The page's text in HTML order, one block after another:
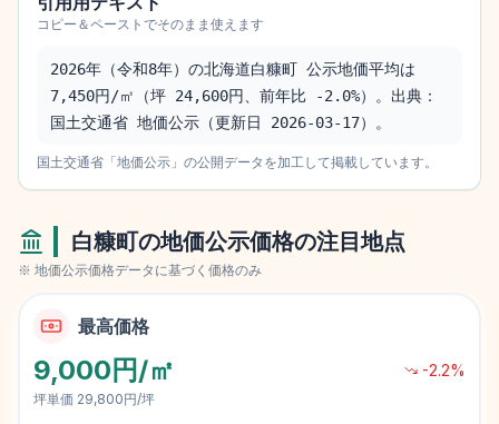
コピー＆ペーストでそのまま使えます
2026年（令和8年）の北海道白糠町 公示地価平均は
7,450円/㎡（坪 24,600円、前年比 -2.0%）。出典：
国土交通省 地価公示（更新日 2026-03-17）。
国土交通省「地価公示」の公開データを加工して掲載しています。
白糠町の地価公示価格の注目地点
※ 地価公示価格データに基づく価格のみ
最高価格
9,000円/㎡ -2.2%
坪単価 29,800円/坪